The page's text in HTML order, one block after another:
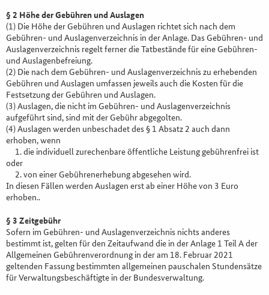
§ 2 Höhe der Gebühren und Auslagen
(1) Die Höhe der Gebühren und Auslagen richtet sich nach dem
Gebühren- und Auslagenverzeichnis in der Anlage. Das Gebühren- und
Auslagenverzeichnis regelt ferner die Tatbestände für eine Gebühren-
und Auslagenbefreiung.
(2) Die nach dem Gebühren- und Auslagenverzeichnis zu erhebenden
Gebühren und Auslagen umfassen jeweils auch die Kosten für die
Festsetzung der Gebühren und Auslagen.
(3) Auslagen, die nicht im Gebühren- und Auslagenverzeichnis
aufgeführt sind, sind mit der Gebühr abgegolten.
(4) Auslagen werden unbeschadet des § 1 Absatz 2 auch dann
erhoben, wenn
1. die individuell zurechenbare öffentliche Leistung gebührenfrei ist
oder
2. von einer Gebührenerhebung abgesehen wird.
In diesen Fällen werden Auslagen erst ab einer Höhe von 3 Euro
erhoben..
§ 3 Zeitgebühr
Sofern im Gebühren- und Auslagenverzeichnis nichts anderes
bestimmt ist, gelten für den Zeitaufwand die in der Anlage 1 Teil A der
Allgemeinen Gebührenverordnung in der am 18. Februar 2021
geltenden Fassung bestimmten allgemeinen pauschalen Stundensätze
für Verwaltungsbeschäftigte in der Bundesverwaltung.